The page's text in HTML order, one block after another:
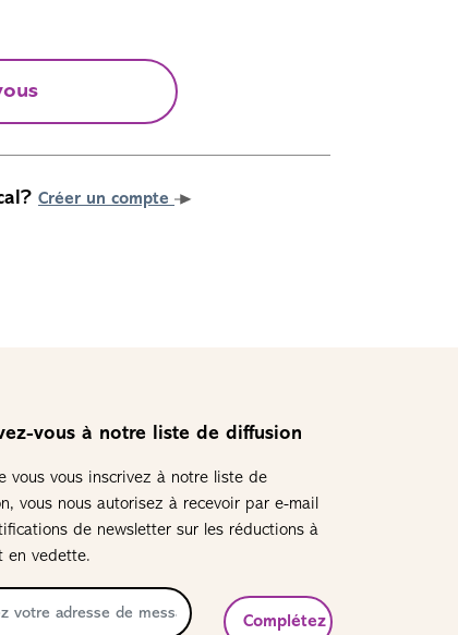
Créer un compte
vous à notre liste de diffusion
vous vous inscrivez à notre liste de
vous nous autorisez à recevoir par e-mail
de newsletter sur les réductions à
en vedette.
Complétez